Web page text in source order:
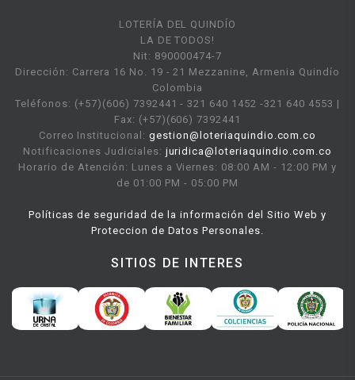
LOTERÍA DEL QUINDÍO
LA DE TODOS!
Nit: 890000474-7
Dirección: Carrera 16 No. 19 - 21 Mezzanine, Armenia Quindío
Colombia
Teléfonos: (+57)(606) 7392441 - 321 640 1452 -321 640 4553 |
Fax: (+57)(606) 7392441
Correo Institucional:gestion@loteriaquindio.com.co
Notificaciones Judiciales: juridica@loteriaquindio.com.co
Horario de Atención: Lunes a Viernes: 08:00 AM - 12:00 PM y
de 01:00 PM - 05:00 PM
Políticas de seguridad de la información del Sitio Web y
Proteccion de Datos Personales.
SITIOS DE INTERES